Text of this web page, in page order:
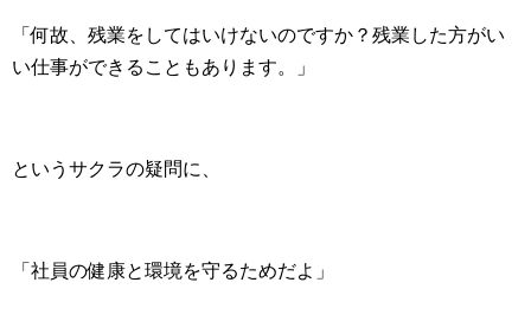
「何故、残業をしてはいけないのですか？残業した方がい
い仕事ができることもあります。」
というサクラの疑問に、
「社員の健康と環境を守るためだよ」